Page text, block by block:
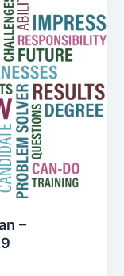
–